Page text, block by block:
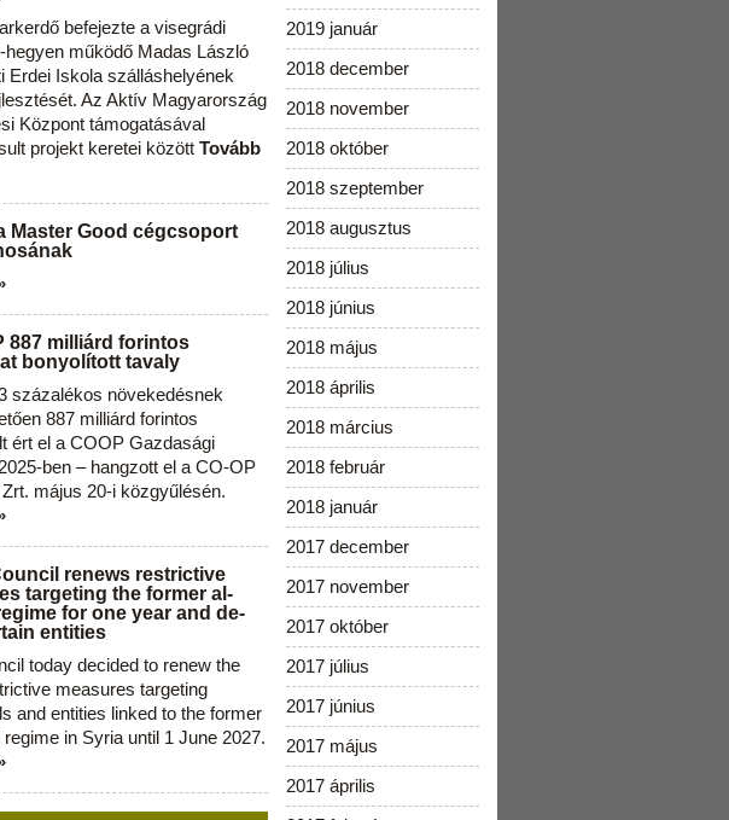
befejezte a visegrádi
hegyen működő Madas László
Erdei Iskola szálláshelyének
Az Aktív Magyarország
Központ támogatásával
projekt keretei között Tovább
Master Good cégcsoport
887 milliárd forintos
bonyolított tavaly
százalékos növekedésnek
887 milliárd forintos
ért el a COOP Gazdasági
ben – hangzott el a CO-OP
május 20-i közgyűlésén.
renews restrictive
targeting the former al-
for one year and de-
entities
today decided to renew the
measures targeting
and entities linked to the former
in Syria until 1 June 2027.
2019 január
2018 december
2018 november
2018 október
2018 szeptember
2018 augusztus
2018 július
2018 június
2018 május
2018 április
2018 március
2018 február
2018 január
2017 december
2017 november
2017 október
2017 július
2017 június
2017 május
2017 április